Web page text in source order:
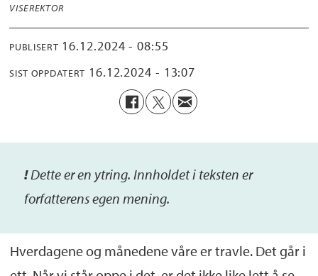
VISEREKTOR
PUBLISERT 16.12.2024 - 08:55
SIST OPPDATERT 16.12.2024 - 13:07
!Detteeren ytring. Innholdet i teksten er
forfatterens egen mening.
Hverdagene og månedene våre er travle. Det går i